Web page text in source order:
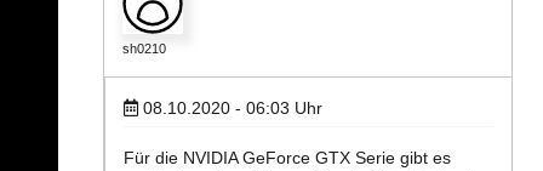
sh0210
08.10.2020 - 06:03 Uhr
Für die NVIDIA GeForce GTX Serie gibt es